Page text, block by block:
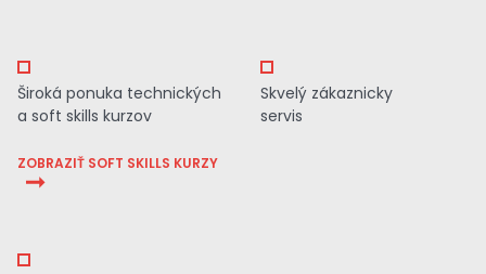
Široká ponuka technických
a soft skills kurzov
ZOBRAZIŤ SOFT SKILLS KURZY
Skvelý zákaznicky
servis